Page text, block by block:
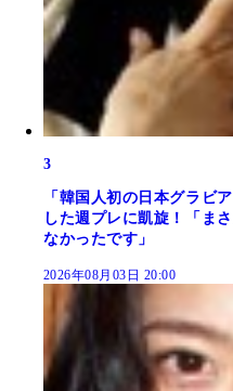
3
「韓国人初の日本グラビ
した週プレに凱旋！「ま
なかったです」
2026年08月03日 20:00